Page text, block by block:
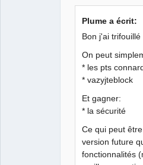
Plume a écrit:
Bon j'ai trifouillé
On peut
* les pts
* vazyjteblock
Et gagner:
* la sécurité
Ce qui peut
version future
fonctionnalités